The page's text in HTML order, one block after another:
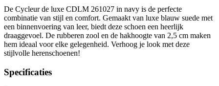
De Cycleur de luxe CDLM 261027 in navy is de perfecte
combinatie van stijl en comfort. Gemaakt van luxe blauw suede met
een binnenvoering van leer, biedt deze schoen een heerlijk
draaggevoel. De rubberen zool en de hakhoogte van 2,5 cm maken
hem ideaal voor elke gelegenheid. Verhoog je look met deze
stijlvolle herenschoenen!
Specificaties